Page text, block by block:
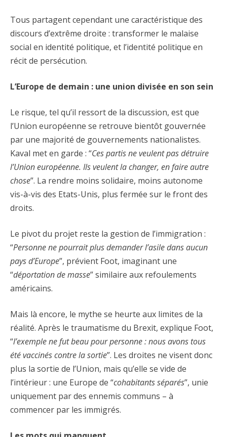
Tous partagent cependant une caractéristique des
discours d’extrême droite : transformer le malaise
social en identité politique, et l’identité politique en
récit de persécution.
L’Europe de demain : une union divisée en son sein
Le risque, tel qu’il ressort de la discussion, est que
l’Union européenne se retrouve bientôt gouvernée
par une majorité de gouvernements nationalistes.
Kaval met en garde : “Ces partis ne veulent pas détruire
l’Union européenne. Ils veulent la changer, en faire autre
chose”. La rendre moins solidaire, moins autonome
vis-à-vis des Etats-Unis, plus fermée sur le front des
droits.
Le pivot du projet reste la gestion de l’immigration :
“Personne ne pourrait plus demander l’asile dans aucun
pays d’Europe”, prévient Foot, imaginant une
“déportation de masse” similaire aux refoulements
américains.
Mais là encore, le mythe se heurte aux limites de la
réalité. Après le traumatisme du Brexit, explique Foot,
“l’exemple ne fut beau pour personne : nous avons tous
été vaccinés contre la sortie”. Les droites ne visent donc
plus la sortie de l’Union, mais qu’elle se vide de
l’intérieur : une Europe de “cohabitants séparés”, unie
uniquement par des ennemis communs – à
commencer par les immigrés.